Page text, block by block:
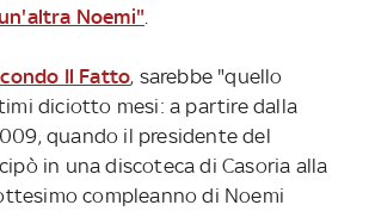
Noemi"
Il Fatto, sarebbe "quello
diciotto mesi: a partire dalla
quando il presidente del
in una discoteca di Casoria alla
compleanno di Noemi